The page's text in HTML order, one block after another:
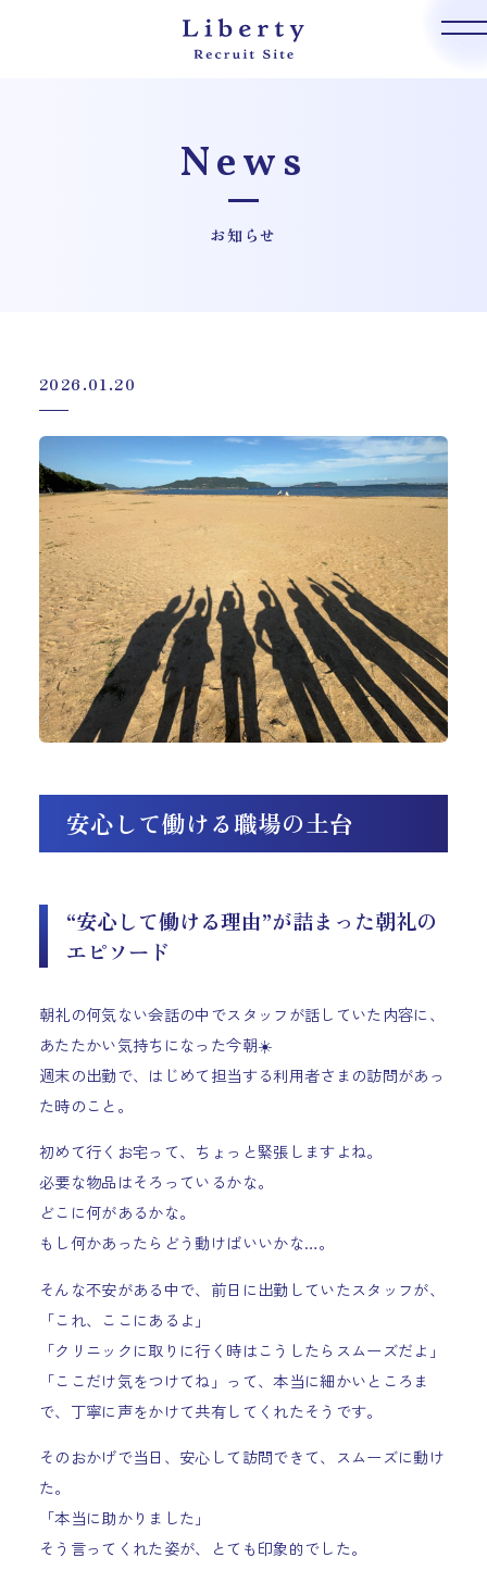
News
お知らせ
2026.01.20
安心して働ける職場の土台
“安心して働ける理由”が詰まった朝礼の
エピソード
朝礼の何気ない会話の中でスタッフが話していた内容に、
あたたかい気持ちになった今朝☀️
週末の出勤で、はじめて担当する利用者さまの訪問があっ
た時のこと。
初めて行くお宅って、ちょっと緊張しますよね。
必要な物品はそろっているかな。
どこに何があるかな。
もし何かあったらどう動けばいいかな…。
そんな不安がある中で、前日に出勤していたスタッフが、
「これ、ここにあるよ」
「クリニックに取りに行く時はこうしたらスムーズだよ」
「ここだけ気をつけてね」って、本当に細かいところま
で、丁寧に声をかけて共有してくれたそうです。
そのおかげで当日、安心して訪問できて、スムーズに動け
た。
「本当に助かりました」
そう言ってくれた姿が、とても印象的でした。